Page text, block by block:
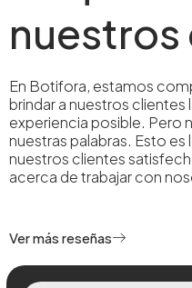
En Botifora, estamos
brindar a nuestros clientes
experiencia posible. Pero
nuestras palabras. Esto es
nuestros clientes
acerca de trabajar con
Ver más reseñas